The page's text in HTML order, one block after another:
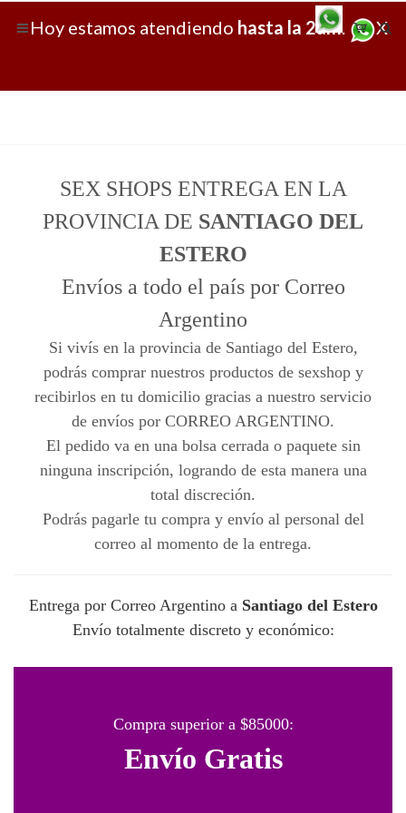
X
Hoy estamos atendiendo hasta la 2am.
SEX SHOPS ENTREGA EN LA
PROVINCIA DE SANTIAGO DEL
ESTERO
Envíos a todo el país por Correo
Argentino
Si vivís en la provincia de Santiago del Estero,
podrás comprar nuestros productos de sexshop y
recibirlos en tu domicilio gracias a nuestro servicio
de envíos por CORREO ARGENTINO.
El pedido va en una bolsa cerrada o paquete sin
ninguna inscripción, logrando de esta manera una
total discreción.
Podrás pagarle tu compra y envío al personal del
correo al momento de la entrega.
Entrega por Correo Argentino a Santiago del Estero
Envío totalmente discreto y económico:
Compra superior a $85000:
Envío Gratis